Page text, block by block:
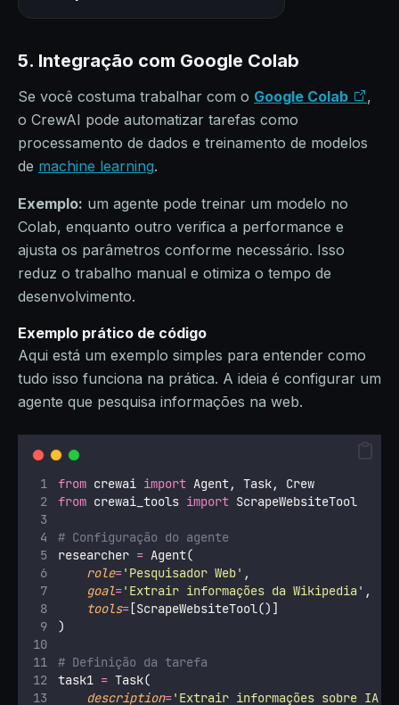
5. Integração com Google Colab
Se você costuma trabalhar com o Google Colab
,
o CrewAI pode automatizar tarefas como
processamento de dados e treinamento de modelos
de machine learning.
Exemplo: um agente pode treinar um modelo no
Colab, enquanto outro verifica a performance e
ajusta os parâmetros conforme necessário. Isso
reduz o trabalho manual e otimiza o tempo de
desenvolvimento.
Exemplo prático de código
Aqui está um exemplo simples para entender como
tudo isso funciona na prática. A ideia é configurar um
agente que pesquisa informações na web.
from crewai import Agent, Task, Crew
from crewai_tools import ScrapeWebsiteTool
# Configuração do agente
researcher = Agent(
role=' Pesquisador Web' ,
goal=' Extrair informações da Wikipedia' ,
tools=[ScrapeWebsiteTool()]
)
# Definição da tarefa
task1 = Task(
description=' Extrair informações sobre IA